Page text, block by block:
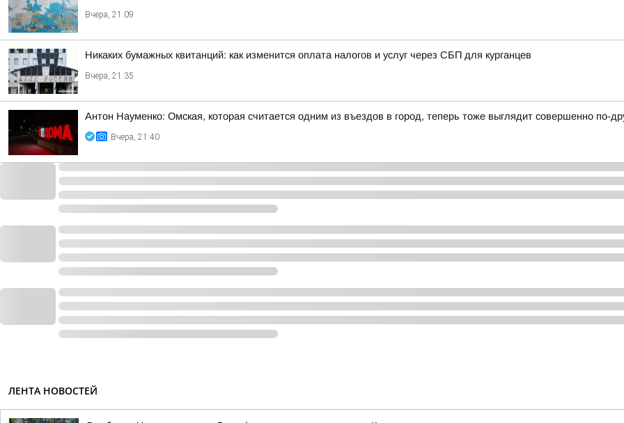
Вчера, 21:09
Никаких бумажных квитанций: как изменится оплата налогов и услуг через СБП для курганцев
Вчера, 21:35
Антон Науменко: Омская, которая считается одним из въездов в город, теперь тоже выглядит совершенно по-
Вчера, 21:40
ЛЕНТА НОВОСТЕЙ